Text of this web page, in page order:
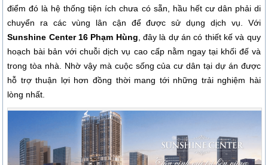
điểm đó là hệ thống tiện ích chưa có sẵn, hầu hết cư dân phải di
chuyển ra các vùng lân cận để được sử dụng dịch vụ. Với
Sunshine Center 16 Phạm Hùng, đây là dự án có thiết kế và quy
hoạch bài bản với chuỗi dịch vụ cao cấp nằm ngay tại khối đế và
trong tòa nhà. Nhờ vậy mà cuộc sống của cư dân tại dự án được
hỗ trợ thuận lợi hơn đồng thời mang tới những trải nghiệm hài
lòng nhất.